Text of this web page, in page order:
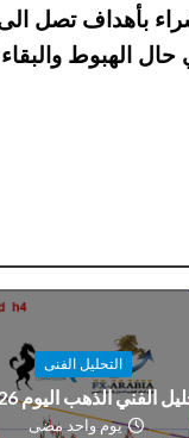
ثاني، اما في حال
التحليل الفنى
الفني الذهب اليوم 5/8/2026
يوم واحد مضى